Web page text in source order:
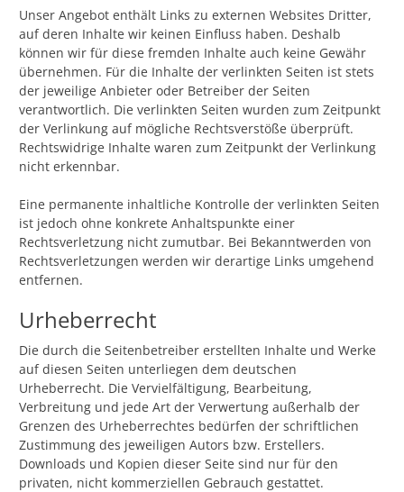
Unser Angebot enthält Links zu externen Websites Dritter,
auf deren Inhalte wir keinen Einfluss haben. Deshalb
können wir für diese fremden Inhalte auch keine Gewähr
übernehmen. Für die Inhalte der verlinkten Seiten ist stets
der jeweilige Anbieter oder Betreiber der Seiten
verantwortlich. Die verlinkten Seiten wurden zum Zeitpunkt
der Verlinkung auf mögliche Rechtsverstöße überprüft.
Rechtswidrige Inhalte waren zum Zeitpunkt der Verlinkung
nicht erkennbar.
Eine permanente inhaltliche Kontrolle der verlinkten Seiten
ist jedoch ohne konkrete Anhaltspunkte einer
Rechtsverletzung nicht zumutbar. Bei Bekanntwerden von
Rechtsverletzungen werden wir derartige Links umgehend
entfernen.
Urheberrecht
Die durch die Seitenbetreiber erstellten Inhalte und Werke
auf diesen Seiten unterliegen dem deutschen
Urheberrecht. Die Vervielfältigung, Bearbeitung,
Verbreitung und jede Art der Verwertung außerhalb der
Grenzen des Urheberrechtes bedürfen der schriftlichen
Zustimmung des jeweiligen Autors bzw. Erstellers.
Downloads und Kopien dieser Seite sind nur für den
privaten, nicht kommerziellen Gebrauch gestattet.